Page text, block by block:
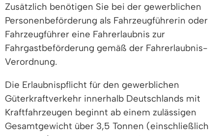
Zusätzlich benötigen Sie bei der gewerblichen
Personenbeförderung als Fahrzeugführerin oder
Fahrzeugführer eine Fahrerlaubnis zur
Fahrgastbeförderung gemäß der Fahrerlaubnis-
Verordnung.
Die Erlaubnispflicht für den gewerblichen
Güterkraftverkehr innerhalb Deutschlands mit
Kraftfahrzeugen beginnt ab einem zulässigen
Gesamtgewicht über 3,5 Tonnen (einschließlich